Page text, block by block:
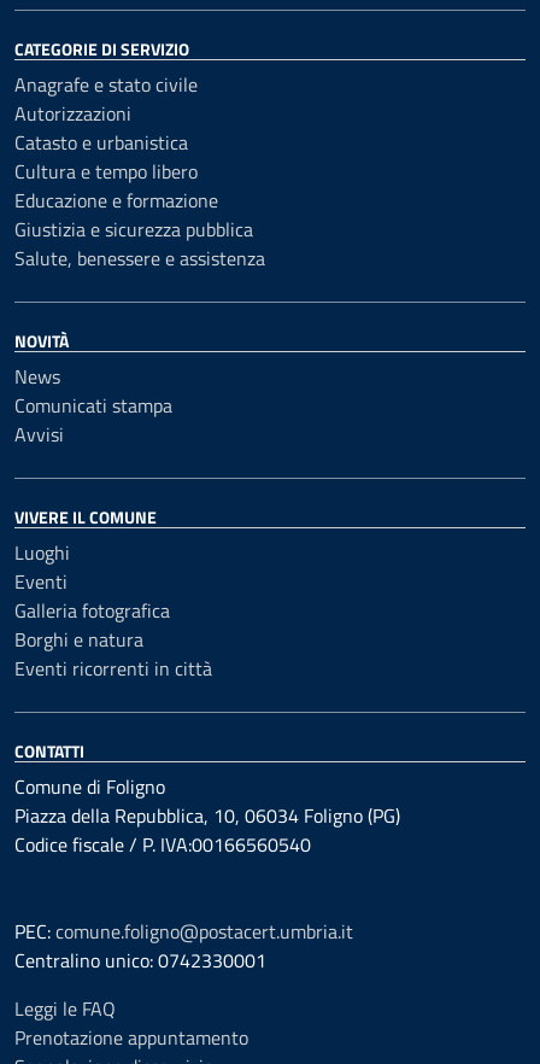
CATEGORIE DI SERVIZIO
Anagrafe e stato civile
Autorizzazioni
Catasto e urbanistica
Cultura e tempo libero
Educazione e formazione
Giustizia e sicurezza pubblica
Salute, benessere e assistenza
NOVITÀ
News
Comunicati stampa
Avvisi
VIVERE IL COMUNE
Luoghi
Eventi
Galleria fotografica
Borghi e natura
Eventi ricorrenti in città
CONTATTI
Comune di Foligno
Piazza della Repubblica, 10, 06034 Foligno (PG)
Codice fiscale / P. IVA:00166560540
PEC:comune.foligno@postacert.umbria.it
Centralino unico: 0742330001
Leggi le FAQ
Prenotazione appuntamento